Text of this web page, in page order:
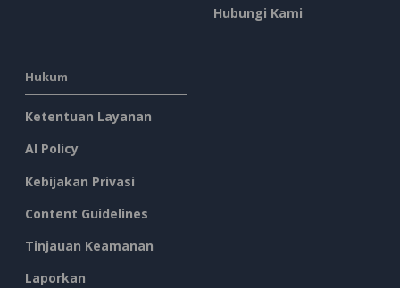
Hubungi Kami
Hukum
Ketentuan Layanan
AI Policy
Kebijakan Privasi
Content Guidelines
Tinjauan Keamanan
Laporkan